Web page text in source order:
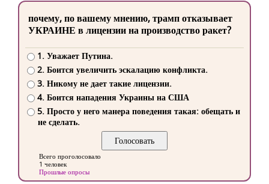
почему, по вашему мнению, трамп отказывает
УКРАИНЕ в лицензии на производство ракет?
1. Уважает Путина.
2. Боится увеличить эскалацию конфликта.
3. Никому не дает такие лицензии.
4. Боится нападения Украины на США
5. Просто у него манера поведения такая: обещать и
не сделать.
Всего проголосовало
1 человек
Прошлые опросы